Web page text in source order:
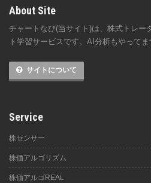
About Site
チャートなび(当サイト)は、株式トレー
ト学習サービスです。AI分析もやってま
サイトについて
Service
株センサー
株価アルゴリズム
株価アルゴREAL